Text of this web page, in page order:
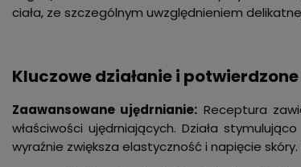
ciała, ze szczególnym uwzględnieniem
Kluczowe działanie i
Zaawansowane ujędrnianie: Receptura
właściwości ujędrniających. Działa
wyraźnie zwiększa elastyczność i napięcie